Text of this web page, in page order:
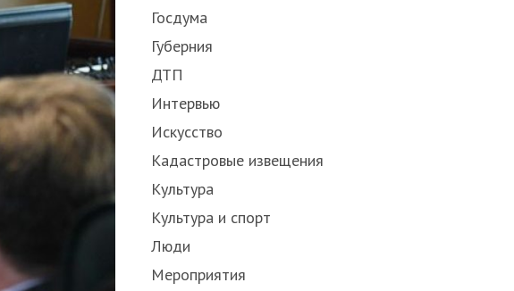
Госдума
Губерния
ДТП
Интервью
Искусство
Кадастровые извещения
Культура
Культура и спорт
Люди
Мероприятия